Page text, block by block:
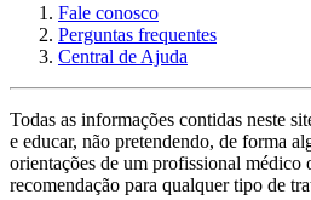
Fale conosco
Perguntas frequentes
Central de Ajuda
Todas as informações contidas neste
e educar, não pretendendo, de forma
orientações de um profissional médico
recomendação para qualquer tipo de